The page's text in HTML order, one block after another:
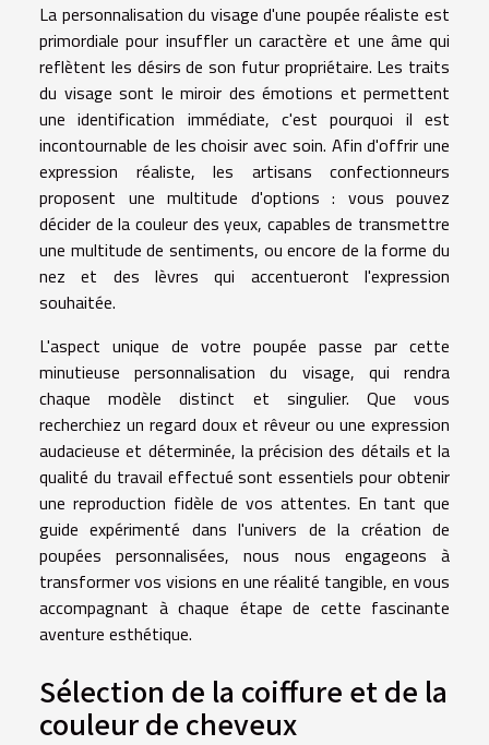
La personnalisation du visage d'une poupée réaliste est
primordiale pour insuffler un caractère et une âme qui
reflètent les désirs de son futur propriétaire. Les traits
du visage sont le miroir des émotions et permettent
une identification immédiate, c'est pourquoi il est
incontournable de les choisir avec soin. Afin d'offrir une
expression réaliste, les artisans confectionneurs
proposent une multitude d'options : vous pouvez
décider de la couleur des yeux, capables de transmettre
une multitude de sentiments, ou encore de la forme du
nez et des lèvres qui accentueront l'expression
souhaitée.
L'aspect unique de votre poupée passe par cette
minutieuse personnalisation du visage, qui rendra
chaque modèle distinct et singulier. Que vous
recherchiez un regard doux et rêveur ou une expression
audacieuse et déterminée, la précision des détails et la
qualité du travail effectué sont essentiels pour obtenir
une reproduction fidèle de vos attentes. En tant que
guide expérimenté dans l'univers de la création de
poupées personnalisées, nous nous engageons à
transformer vos visions en une réalité tangible, en vous
accompagnant à chaque étape de cette fascinante
aventure esthétique.
Sélection de la coiffure et de la
couleur de cheveux